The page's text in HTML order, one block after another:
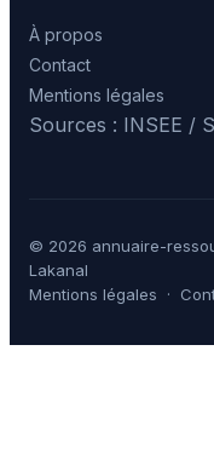
À propos
Contact
Mentions légales
Sources : INSEE /
© 2026 annuaire-
Lakanal
Mentions légales ·